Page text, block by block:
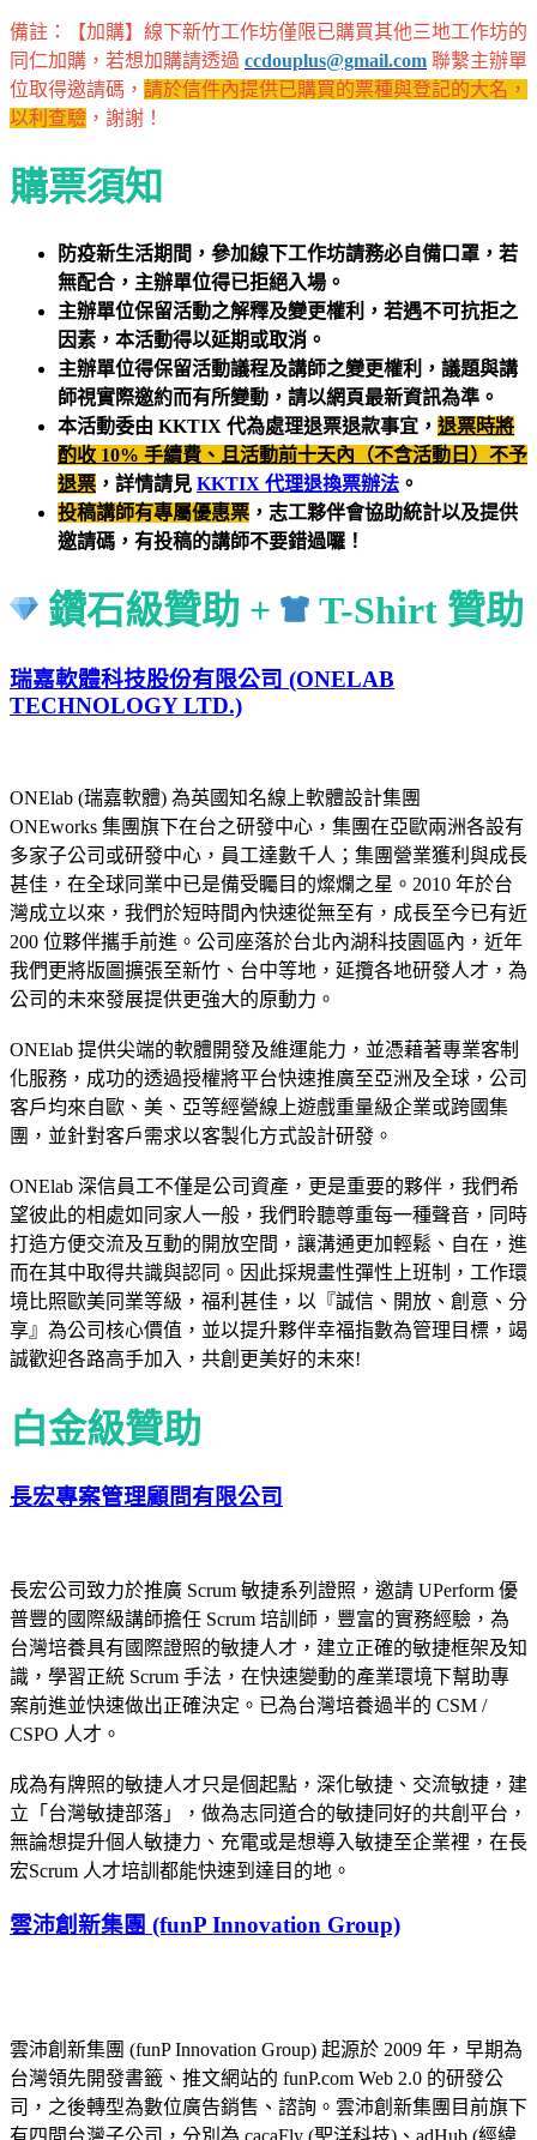
備註：【加購】線下新竹工作坊僅限已購買其他三地工作坊的
同仁加購，若想加購請透過 ccdouplus@gmail.com 聯繫主辦單
位取得邀請碼， 請於信件內提供已購買的票種與登記的大名，
以利查驗 ，謝謝！
購票須知
防疫新生活期間，參加線下工作坊請務必自備口罩，若
無配合，主辦單位得已拒絕入場。
主辦單位保留活動之解釋及變更權利，若遇不可抗拒之
因素，本活動得以延期或取消。​
主辦單位得保留活動議程及講師之變更權利，議題與講
師視實際邀約而有所變動，請以網頁最新資訊為準。
本活動委由 KKTIX 代為處理退票退款事宜， 退票時將
酌收 10% 手續費、且活動前十天內（不含活動日）不予
退票 ，詳情請見 KKTIX 代理退換票辦法 。
投稿講師有專屬優惠票 ，志工夥伴會協助統計以及提供
邀請碼，有投稿的講師不要錯過囉！
鑽石級贊助 + T-Shirt 贊助
瑞嘉軟體科技股份有限公司 (ONELAB
TECHNOLOGY LTD.)
ONElab (瑞嘉軟體) 為英國知名線上軟體設計集團
ONEworks 集團旗下在台之研發中心，集團在亞歐兩洲各設有
多家子公司或研發中心，員工達數千人；集團營業獲利與成長
甚佳，在全球同業中已是備受矚目的燦爛之星。2010 年於台
灣成立以來，我們於短時間內快速從無至有，成長至今已有近
200 位夥伴攜手前進。公司座落於台北內湖科技園區內，近年
我們更將版圖擴張至新竹、台中等地，延攬各地研發人才，為
公司的未來發展提供更強大的原動力。
ONElab 提供尖端的軟體開發及維運能力，並憑藉著專業客制
化服務，成功的透過授權將平台快速推廣至亞洲及全球，公司
客戶均來自歐、美、亞等經營線上遊戲重量級企業或跨國集
團，並針對客戶需求以客製化方式設計研發。
ONElab 深信員工不僅是公司資產，更是重要的夥伴，我們希
望彼此的相處如同家人一般，我們聆聽尊重每一種聲音，同時
打造方便交流及互動的開放空間，讓溝通更加輕鬆、自在，進
而在其中取得共識與認同。因此採規畫性彈性上班制，工作環
境比照歐美同業等級，福利甚佳，以『誠信、開放、創意、分
享』為公司核心價值，並以提升夥伴幸福指數為管理目標，竭
誠歡迎各路高手加入，共創更美好的未來!
白金級贊助
長宏專案管理顧問有限公司
長宏公司致力於推廣 Scrum 敏捷系列證照，邀請 UPerform 優
普豐的國際級講師擔任 Scrum 培訓師，豐富的實務經驗，為
台灣培養具有國際證照的敏捷人才，建立正確的敏捷框架及知
識，學習正統 Scrum 手法，在快速變動的產業環境下幫助專
案前進並快速做出正確決定。已為台灣培養過半的 CSM /
CSPO 人才。
成為有牌照的敏捷人才只是個起點，深化敏捷、交流敏捷，建
立「台灣敏捷部落」，做為志同道合的敏捷同好的共創平台，
無論想提升個人敏捷力、充電或是想導入敏捷至企業裡，在長
宏Scrum 人才培訓都能快速到達目的地。
雲沛創新集團 (funP Innovation Group)
雲沛創新集團 (funP Innovation Group) 起源於 2009 年，早期為
台灣領先開發書籤、推文網站的 funP.com Web 2.0 的研發公
司，之後轉型為數位廣告銷售、諮詢。雲沛創新集團目前旗下